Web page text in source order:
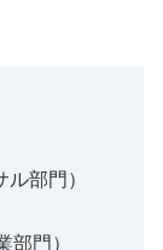
部門）
門）